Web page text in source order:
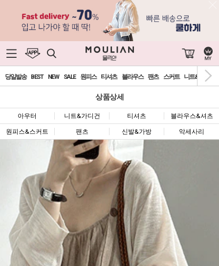
0
당일발송 BEST NEW SALE 원피스 티셔츠 블라우스 팬츠 스커트 니트&가디건
상품상세
아우터 니트&가디건 티셔츠 블라우스&셔츠
원피스&스커트 팬츠 신발&가방 악세사리